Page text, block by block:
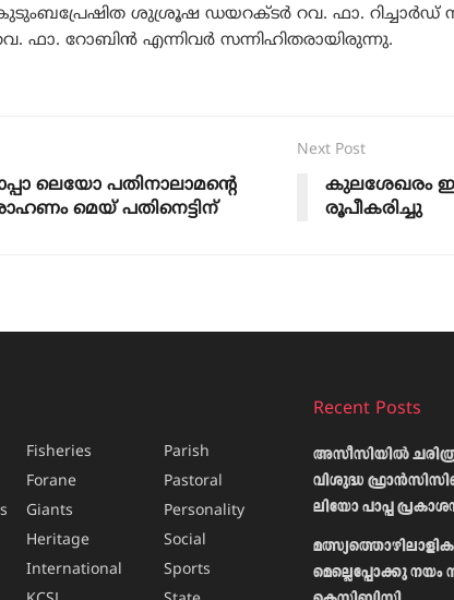
ശുശ്രൂഷ ഡയറക്ടര്‍ റവ. ഫാ. റിച്ചാര്‍ഡ്
ഫാ. റോബിന്‍ എന്നിവര്‍ സന്നിഹിതരായിരുന്നു.
ലെയോ പതിനാലാമന്റെ
മെയ് പതിനെട്ടിന്
Next Post
കുലശേഖരം
രൂപീകരിച്ചു
Fisheries
Forane
Giants
Heritage
International
Parish
Pastoral
Personality
Social
Sports
Recent Posts
അസീസിയിൽ
വിശുദ്ധ
ലിയോ പാപ്പ
മെല്ലെപ്പോക്കു നയം